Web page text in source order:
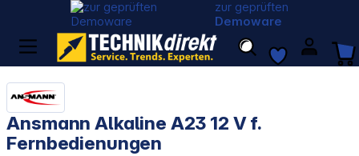
zur geprüften
Demoware
Ansmann Alkaline A23 12 V f.
Fernbedienungen